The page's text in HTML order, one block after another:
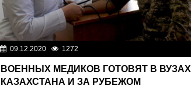
09.12.2020 1272
ВОЕННЫХ МЕДИКОВ ГОТОВЯТ В ВУЗАХ
КАЗАХСТАНА И ЗА РУБЕЖОМ